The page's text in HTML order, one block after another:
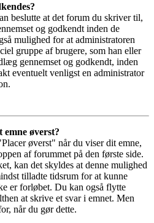
beslutte at det forum du skriver til,
og godkendt inden de
mulighed for at administratoren
gruppe af brugere, som han eller
gennemset og godkendt, inden
eventuelt venligst en administrator
øverst?
øverst" når du viser dit emne,
af forummet på den første side.
kan det skyldes at denne mulighed
tilladte tidsrum for at kunne
er forløbet. Du kan også flytte
at skrive et svar i emnet. Men
når du gør dette.